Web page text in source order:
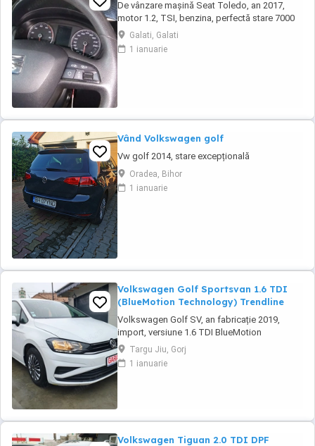
De vânzare mașină Seat Toledo, an 2017,
motor 1.2, TSI, benzina, perfectă stare 7000
negociabil.
Galati, Galati
1 ianuarie
Vând Volkswagen golf
Vw golf 2014, stare excepțională
Oradea, Bihor
1 ianuarie
Volkswagen Golf Sportsvan 1.6 TDI
(BlueMotion Technology) Trendline
Volkswagen Golf SV, an fabricație 2019,
import, versiune 1.6 TDI BlueMotion
Technology Trendline. Monovolum spațios,
recunoscut pentru consumul redus, fiabilitate
și dotările moderne de siguranță. Mașina se
Targu Jiu, Gorj
1 ianuarie
Volkswagen Tiguan 2.0 TDI DPF